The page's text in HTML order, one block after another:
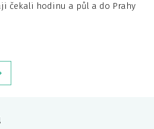
čekali hodinu a půl a do Prahy